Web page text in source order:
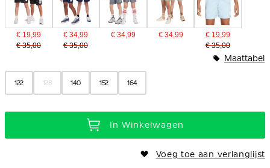
€ 19,99
€ 35,00
€ 34,99
€ 35,00
€ 34,99 € 34,99
€ 19,99
€ 35,00
122 128 140 152 164
Maattabel
In Winkelwagen
Voeg toe aan verlanglijst